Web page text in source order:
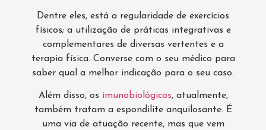
Dentre eles, está a regularidade de exercícios
físicos; a utilização de práticas integrativas e
complementares de diversas vertentes e a
terapia física. Converse com o seu médico para
saber qual a melhor indicação para o seu caso.
Além disso, os imunobiológicos, atualmente,
também tratam a espondilite anquilosante. É
uma via de atuação recente, mas que vem